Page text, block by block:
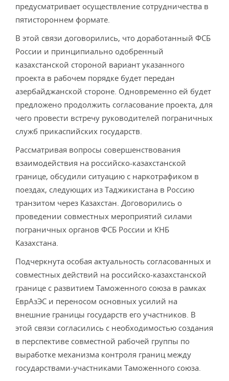
предусматривает осуществление сотрудничества в
пятистороннем формате.
В этой связи договорились, что доработанный ФСБ
России и принципиально одобренный
казахстанской стороной вариант указанного
проекта в рабочем порядке будет передан
азербайджанской стороне. Одновременно ей будет
предложено продолжить согласование проекта, для
чего провести встречу руководителей пограничных
служб прикаспийских государств.
Рассматривая вопросы совершенствования
взаимодействия на российско-казахстанской
границе, обсудили ситуацию с наркотрафиком в
поездах, следующих из Таджикистана в Россию
транзитом через Казахстан. Договорились о
проведении совместных мероприятий силами
пограничных органов ФСБ России и КНБ
Казахстана.
Подчеркнута особая актуальность согласованных и
совместных действий на российско-казахстанской
границе с развитием Таможенного союза в рамках
ЕврАзЭС и переносом основных усилий на
внешние границы государств его участников. В
этой связи согласились с необходимостью создания
в перспективе совместной рабочей группы по
выработке механизма контроля границ между
государствами-участниками Таможенного союза.